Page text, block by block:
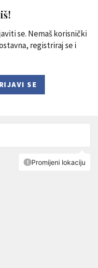
se. Nemaš korisnički
registriraj se i
SE